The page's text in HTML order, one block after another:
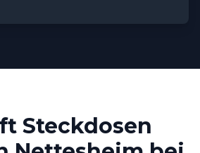
Steckdosen